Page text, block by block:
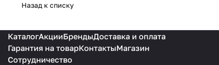
Назад к списку
КаталогАкцииБрендыДоставка и оплата
Гарантия на товарКонтактыМагазин
Сотрудничество